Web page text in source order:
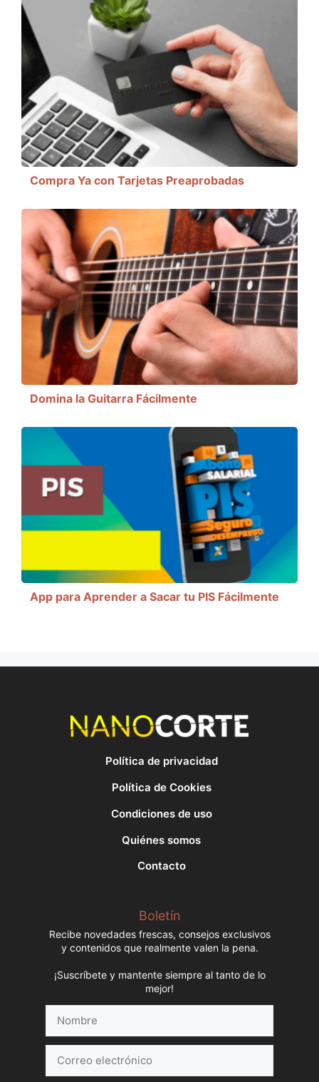
Compra Ya con Tarjetas Preaprobadas
Domina la Guitarra Fácilmente
App para Aprender a Sacar tu PIS Fácilmente
Política de privacidad
Política de Cookies
Condiciones de uso
Quiénes somos
Contacto
Boletín
Recibe novedades frescas, consejos exclusivos
y contenidos que realmente valen la pena.
¡Suscríbete y mantente siempre al tanto de lo
mejor!
electrónico